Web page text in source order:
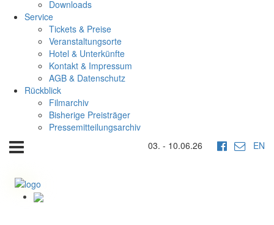
Downloads
Service
Tickets & Preise
Veranstaltungsorte
Hotel & Unterkünfte
Kontakt & Impressum
AGB & Datenschutz
Rückblick
Filmarchiv
Bisherige Preisträger
Pressemitteilungsarchiv
03. - 10.06.26
EN